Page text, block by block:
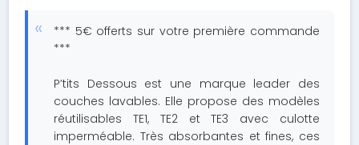
*** 5€ offerts sur votre première commande
***
P’tits Dessous est une marque leader des
couches lavables. Elle propose des modèles
réutilisables TE1, TE2 et TE3 avec culotte
imperméable. Très absorbantes et fines, ces